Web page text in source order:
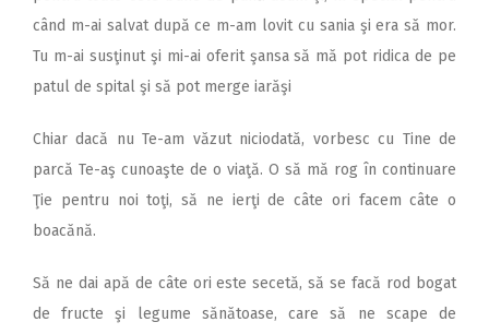
când m-ai salvat după ce m-am lovit cu sania şi era să mor.
Tu m-ai susţinut şi mi-ai oferit şansa să mă pot ridica de pe
patul de spital şi să pot merge iarăşi
Chiar dacă nu Te-am văzut niciodată, vorbesc cu Tine de
parcă Te-aş cunoaşte de o viaţă. O să mă rog în continuare
Ţie pentru noi toţi, să ne ierţi de câte ori facem câte o
boacănă.
Să ne dai apă de câte ori este secetă, să se facă rod bogat
de fructe şi legume sănătoase, care să ne scape de